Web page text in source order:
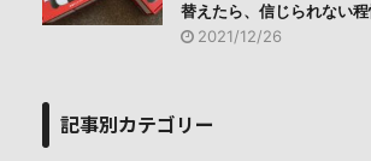
替えたら、信じられない程
2021/12/26
記事別カテゴリー